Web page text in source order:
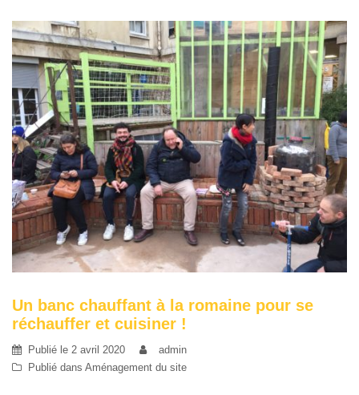
Un banc chauffant à la romaine pour se
réchauffer et cuisiner !
Publié le 2 avril 2020
admin
Publié dans Aménagement du site